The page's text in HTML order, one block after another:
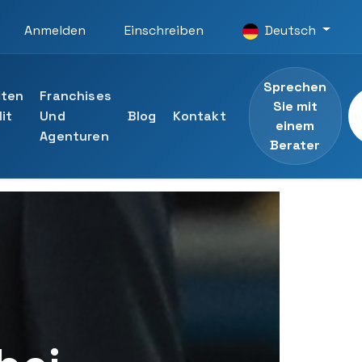
Anmelden Einschreiben Deutsch
Universität
der UTAMED-Universität
an
Franchises
Und
Agenturen
Blog Kontakt
Sprechen
Sie mit
einem
Berater